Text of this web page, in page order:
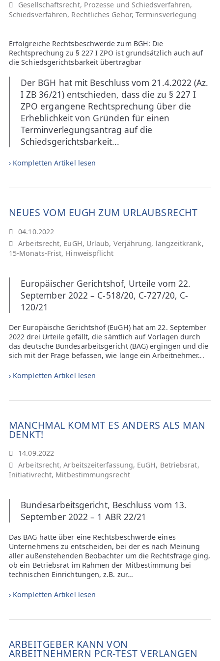
Gesellschaftsrecht, Prozesse und Schiedsverfahren,
Schiedsverfahren, Rechtliches Gehör, Terminsverlegung
Erfolgreiche Rechtsbeschwerde zum BGH: Die
Rechtsprechung zu § 227 I ZPO ist grundsätzlich auch auf
die Schiedsgerichtsbarkeit übertragbar
Der BGH hat mit Beschluss vom 21.4.2022 (Az.
I ZB 36/21) entschieden, dass die zu § 227 I
ZPO ergangene Rechtsprechung über die
Erheblichkeit von Gründen für einen
Terminverlegungsantrag auf die
Schiedsgerichtsbarkeit...
› Kompletten Artikel lesen
NEUES VOM EUGH ZUM URLAUBSRECHT
04.10.2022
Arbeitsrecht, EuGH, Urlaub, Verjährung, langzeitkrank,
15-Monats-Frist, Hinweispflicht
Europäischer Gerichtshof, Urteile vom 22.
September 2022 – C-518/20, C-727/20, C-
120/21
Der Europäische Gerichtshof (EuGH) hat am 22. September
2022 drei Urteile gefällt, die sämtlich auf Vorlagen durch
das deutsche Bundesarbeitsgericht (BAG) ergingen und die
sich mit der Frage befassen, wie lange ein Arbeitnehmer...
› Kompletten Artikel lesen
MANCHMAL KOMMT ES ANDERS ALS MAN
DENKT!
14.09.2022
Arbeitsrecht,Arbeitszeiterfassung, EuGH, Betriebsrat,
Initiativrecht, Mitbestimmungsrecht
Bundesarbeitsgericht, Beschluss vom 13.
September 2022 – 1 ABR 22/21
Das BAG hatte über eine Rechtsbeschwerde eines
Unternehmens zu entscheiden, bei der es nach Meinung
aller außenstehenden Beobachter um die Rechtsfrage ging,
ob ein Betriebsrat im Rahmen der Mitbestimmung bei
technischen Einrichtungen, z.B. zur...
› Kompletten Artikel lesen
ARBEITGEBER KANN VON
ARBEITNEHMERN PCR-TEST VERLANGEN